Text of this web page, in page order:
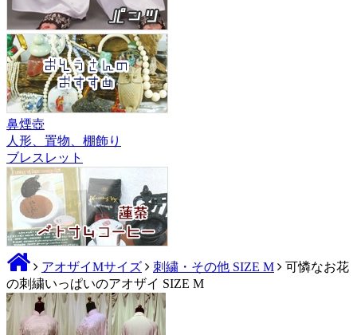
鼻煙壺
人形、置物、棚飾り
ブレスレット
アオザイMサイズ 刺繍・その他 SIZE M
可憐なお花
の刺繍いっぱいのアオザイ SIZE M